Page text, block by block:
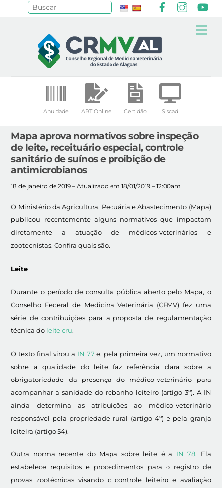
Anuidade ART Online Certidão Siscad
Mapa aprova normativos sobre inspeção
de leite, receituário especial, controle
sanitário de suínos e proibição de
antimicrobianos
18 de janeiro de 2019 – Atualizado em 18/01/2019 – 12:00am
O Ministério da Agricultura, Pecuária e Abastecimento (Mapa)
publicou recentemente alguns normativos que impactam
diretamente a atuação de médicos-veterinários e
zootecnistas. Confira quais são.
Leite
Durante o período de consulta pública aberto pelo Mapa, o
Conselho Federal de Medicina Veterinária (CFMV) fez uma
série de contribuições para a proposta de regulamentação
técnica do leite cru.
O texto final virou a IN 77 e, pela primeira vez, um normativo
sobre a qualidade do leite faz referência clara sobre a
obrigatoriedade da presença do médico-veterinário para
acompanhar a sanidade do rebanho leiteiro (artigo 3º). A IN
ainda determina as atribuições ao médico-veterinário
responsável pela propriedade rural (artigo 4º) e pela granja
leiteira (artigo 54).
Outra norma recente do Mapa sobre leite é a IN 78. Ela
estabelece requisitos e procedimentos para o registro de
provas zootécnicas visando o controle leiteiro e avaliação